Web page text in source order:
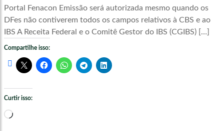
Portal Fenacon Emissão será autorizada mesmo quando os
DFes não contiverem todos os campos relativos à CBS e ao
IBS A Receita Federal e o Comitê Gestor do IBS (CGIBS) […]
Compartilhe isso:
Curtir isso:
Carregando...